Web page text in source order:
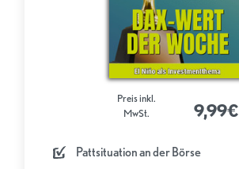
Pattsituation an der Börse
Preis inkl.
MwSt.
9,99€